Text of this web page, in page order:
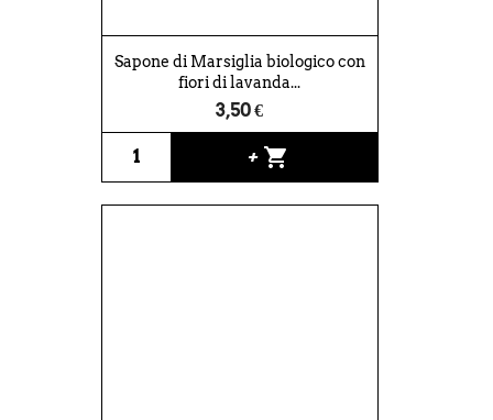
Sapone di Marsiglia biologico con
fiori di lavanda...
3,50 €
+ shopping_cart